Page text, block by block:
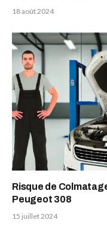
18 août 2024
Risque de
Peugeot 308
15 juillet 2024